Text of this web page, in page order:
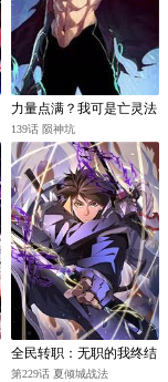
力量点满？我可是亡灵法
师啊！
139话 陨神坑
全民转职：无职的我终结
了神明！
第229话 夏倾城战法